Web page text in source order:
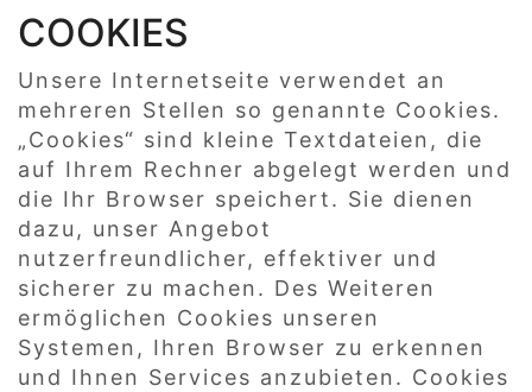
COOKIES
Unsere Internetseite verwendet an
mehreren Stellen so genannte Cookies.
„Cookies“ sind kleine Textdateien, die
auf Ihrem Rechner abgelegt werden und
die Ihr Browser speichert. Sie dienen
dazu, unser Angebot
nutzerfreundlicher, effektiver und
sicherer zu machen. Des Weiteren
ermöglichen Cookies unseren
Systemen, Ihren Browser zu erkennen
und Ihnen Services anzubieten. Cookies